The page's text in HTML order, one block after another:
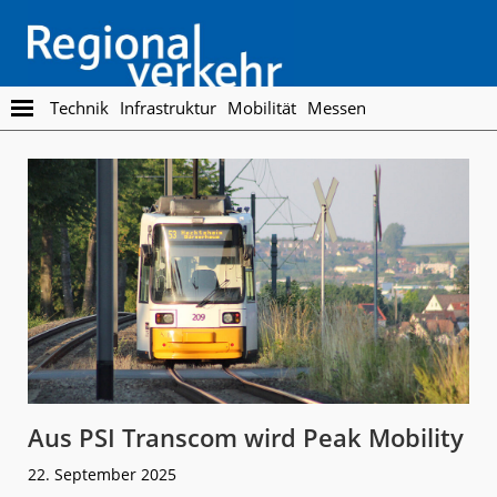
main
content
footer
Regionalverkehr
Die
Fachzeitschrift
den
Öffentlichen
Personennahverkehr
Technik Infrastruktur Mobilität Messen
Aus PSI Transcom wird Peak Mobility
22. September 2025